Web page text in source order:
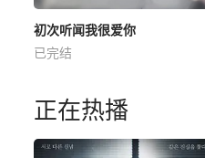
初次听闻我很爱你
已完结
正在热播